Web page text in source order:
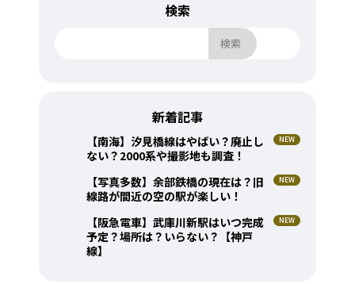
検索
検索
新着記事
【南海】汐見橋線はやばい？廃止し
ない？2000系や撮影地も調査！
【写真多数】余部鉄橋の現在は？旧
線路が間近の空の駅が楽しい！
【阪急電車】武庫川新駅はいつ完成
予定？場所は？いらない？【神戸
線】